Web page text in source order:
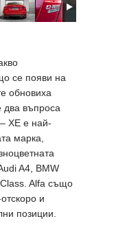
се появи на
обновиха
два въпроса
XE е най-
марка,
A4, BMW
Alfa също
и
позиции.